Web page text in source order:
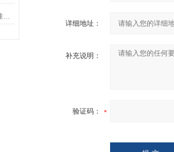
地下水位自动监测系统——一款标准信号输出的投入式水位监测站2026+派+送
详细地址：
补充说明：
验证码：